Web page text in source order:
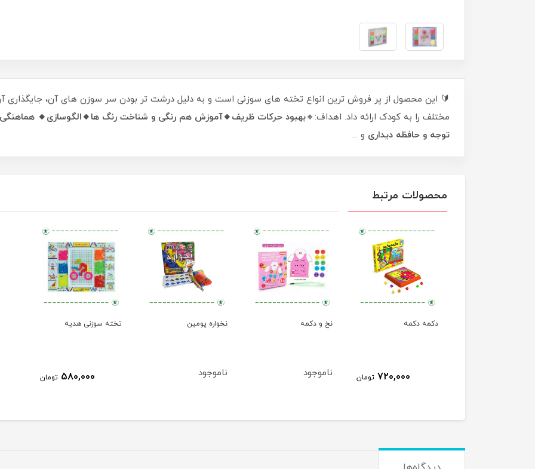
🔰 این محصول از پر فروش ترین انواع تخته های سوزنی است و به دلیل درشت تر بودن سر سوزن های آن، جایگذاری
مختلف را به کودک ارائه داد. اهداف:🔸بهبود حرکات ظریف🔸آموزش هم رنگی و شناخت رنگ ها🔸الگوسازی🔸
توجه و حافظه دیداری و ...
محصولات مرتبط
دکمه دکمه
720,000 تومان
نخ و دکمه
ناموجود
نخواره پومین
ناموجود
تخته سوزنی هدیه
580,000 تومان